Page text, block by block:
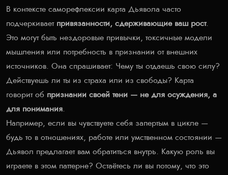
В контексте саморефлексии карта Дьявола часто
подчеркивает привязанности, сдерживающие ваш рост.
Это могут быть нездоровые привычки, токсичные модели
мышления или потребность в признании от внешних
источников. Она спрашивает: Чему ты отдаешь свою силу?
Действуешь ли ты из страха или из свободы? Карта
говорит об признании своей тени — не для осуждения, а
для понимания
Например, если вы чувствуете себя запертым в цикле —
будь то в отношениях, работе или умственном состоянии —
Дьявол предлагает вам обратиться внутрь. Какую роль вы
играете в этом паттерне? Остаётесь ли вы потому, что это